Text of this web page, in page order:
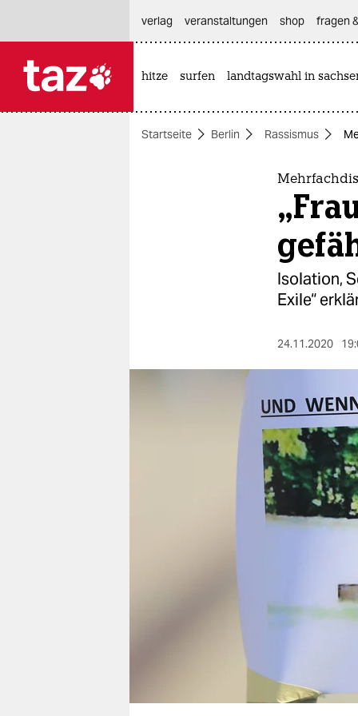
themen
verlag
veranstaltungen shop fragen
hitze surfen landtagswahl in
Startseite Berlin Rassismus
Isolation,
Exile“
24.11.2020